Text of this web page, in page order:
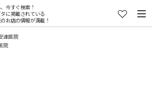
今すぐ検索！
に掲載されている
お店の情報が満載！
達医院
院